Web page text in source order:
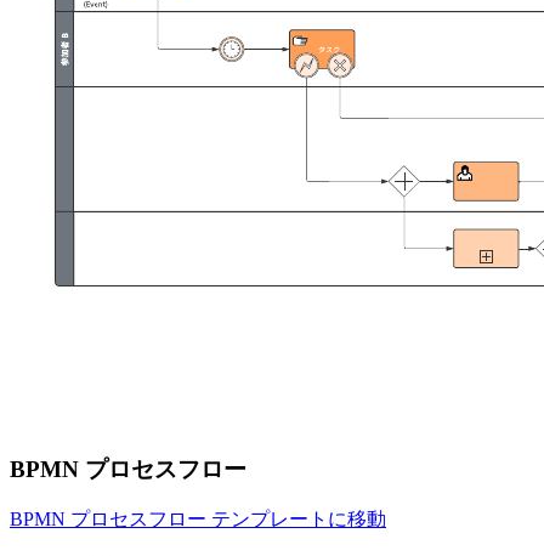
BPMN プロセスフロー
BPMN プロセスフロー テンプレートに移動